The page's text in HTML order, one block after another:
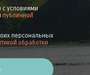
с условиями
публичной
персональных
обработки